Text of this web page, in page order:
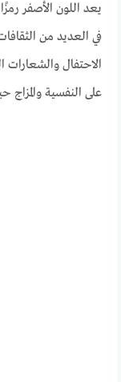
يعد اللون الأصفر
في العديد من
الاحتفال والشعارات
على النفسية والمزاج